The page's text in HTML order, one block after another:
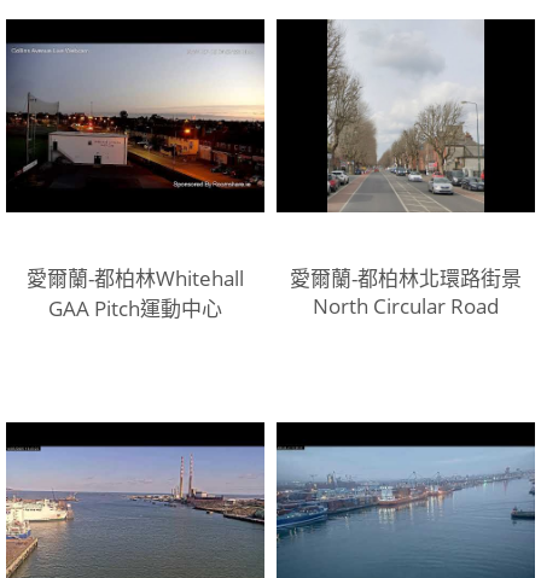
愛爾蘭-都柏林Whitehall
GAA Pitch運動中心
愛爾蘭-都柏林北環路街景
North Circular Road